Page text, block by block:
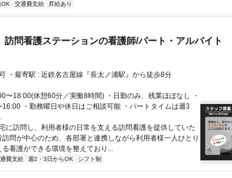
OK 交通費支給 昇給あり
訪問看護ステーションの看護師/パート・アルバイト
車通勤可 ・最寄駅 : 近鉄名古屋線『長太ノ浦駅』から徒歩8分
〜18:00(休憩60分／実働8時間) ・日勤のみ、残業ほぼなし ・
・勤務曜日や休日はご相談可能 ・パートタイムは週3
に訪問し、利用者様の日常を支える訪問看護を提供していた
問が中心のため、各部署と連携しながら利用者様一人ひとり
る看護ができる環境を整えており...
費支給 週2・3日からOK シフト制